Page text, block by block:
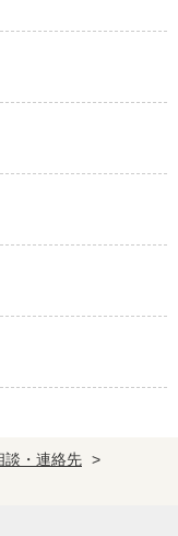
談・連絡先 >